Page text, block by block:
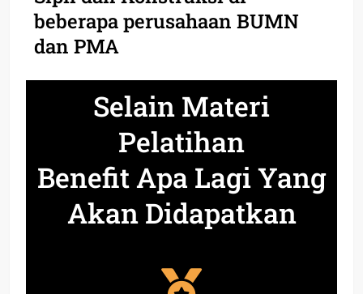
beberapa perusahaan BUMN
dan PMA
Selain Materi
Pelatihan
Benefit Apa Lagi Yang
Akan Didapatkan